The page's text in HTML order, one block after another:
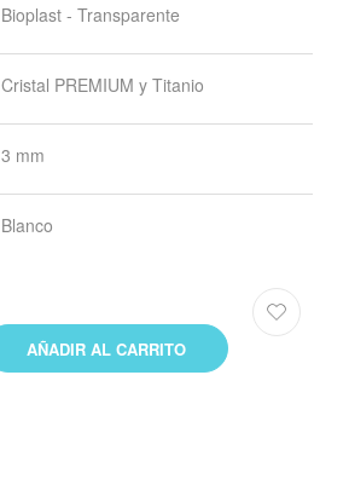
Bioplast - Transparente
Cristal PREMIUM y Titanio
3 mm
Blanco
AÑADIR AL CARRITO